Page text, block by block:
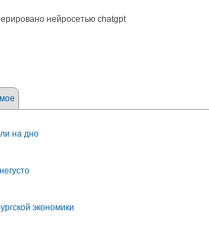
нейросетью chatgpt
на дно
экономики